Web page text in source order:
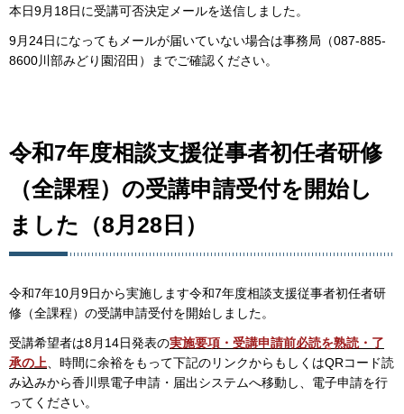
本日9月18日に受講可否決定メールを送信しました。
9月24日になってもメールが届いていない場合は事務局（087-885-
8600川部みどり園沼田）までご確認ください。
令和7年度相談支援従事者初任者研修
（全課程）の受講申請受付を開始し
ました（8月28日）
令和7年10月9日から実施します令和7年度相談支援従事者初任者研
修（全課程）の受講申請受付を開始しました。
受講希望者は8月14日発表の実施要項・受講申請前必読を熟読・了
承の上、時間に余裕をもって下記のリンクからもしくはQRコード読
み込みから香川県電子申請・届出システムへ移動し、電子申請を行
ってください。